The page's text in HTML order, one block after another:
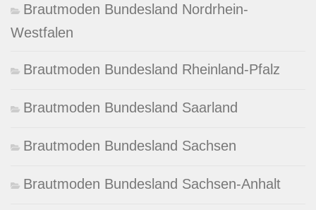
Brautmoden Bundesland Nordrhein-
Westfalen
Brautmoden Bundesland Rheinland-Pfalz
Brautmoden Bundesland Saarland
Brautmoden Bundesland Sachsen
Brautmoden Bundesland Sachsen-Anhalt